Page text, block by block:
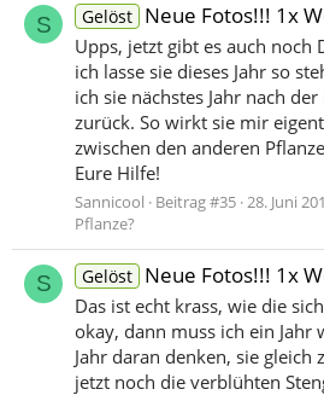
S Gelöst Neue Fotos!!! 1x
Upps, jetzt gibt es auch noch
ich lasse sie dieses Jahr so
ich sie nächstes Jahr nach
zurück. So wirkt sie mir
zwischen den anderen
Eure Hilfe!
Sannicool Beitrag #35 28. Juni
Pflanze?
S Gelöst Neue Fotos!!! 1x
Das ist echt krass, wie die
okay, dann muss ich ein Jahr
Jahr daran denken, sie gleich
jetzt noch die verblühten